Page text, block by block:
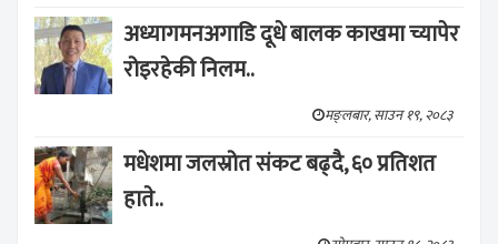
अध्यागमनअगाडि दूधे बालक काखमा च्यापेर
रोइरहेकी निलम..
मङ्लबार, साउन १९, २०८३
मधेशमा जलस्रोत संकट बढ्दै, ६० प्रतिशत
हाते..